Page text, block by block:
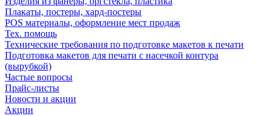
Плакаты, постеры, хард-постеры
POS материалы, оформление мест продаж
Тех. помощь
Технические требования по подготовке макетов к печати
Подготовка макетов для печати с насечкой контура
(вырубкой)
Частые вопросы
Прайс-листы
Новости и акции
Акции